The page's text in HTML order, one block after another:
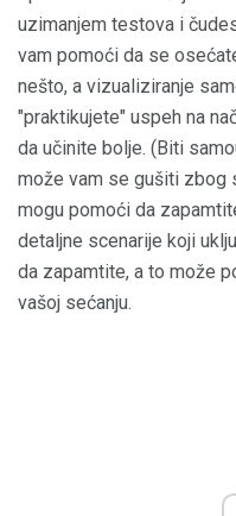
uzimanjem testova i
vam pomoći da se
nešto, a vizualiziranje
"praktikujete" uspeh na
da učinite bolje. (Biti
može vam se gušiti zbog
mogu pomoći da
detaljne scenarije koji
da zapamtite, a to može
vašoj sećanju.